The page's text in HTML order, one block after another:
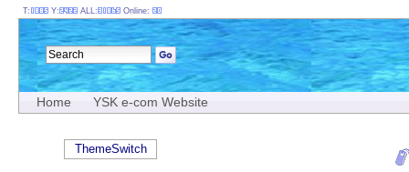
Home YSK e-com Website
T: Y: ALL: Online:
ThemeSwitch